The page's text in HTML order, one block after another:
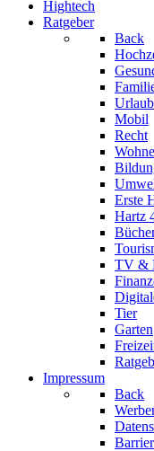
Hightech
Ratgeber
Back
Urlaub
Mobil
Recht
Erste
Hartz
TV &
Tier
Garten
Impressum
Back